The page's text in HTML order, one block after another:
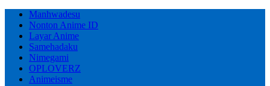
Manhwadesu
Nonton Anime ID
Layar Anime
Samehadaku
Nimegami
OPLOVERZ
Animeisme